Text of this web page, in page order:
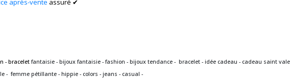
après-vente assuré ✔
- bracelet fantaisie - bijoux fantaisie - fashion - bijoux tendance - bracelet - idée cadeau - cadeau saint
- femme pétillante - hippie - colors - jeans - casual -